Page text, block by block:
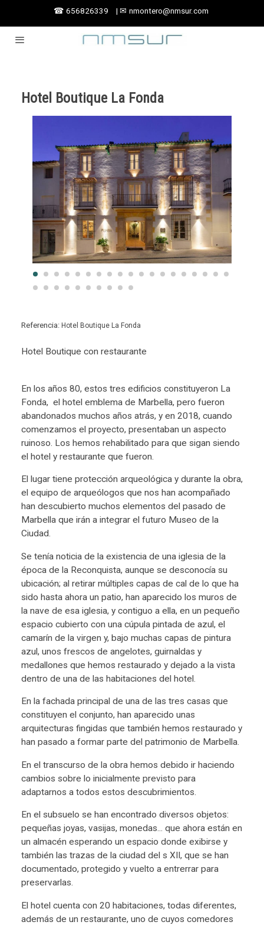
☎ 656826339 | ✉ nmontero@nmsur.com
Hotel Boutique La Fonda
Referencia: Hotel Boutique La Fonda
Hotel Boutique con restaurante
En los años 80, estos tres edificios constituyeron La
Fonda, el hotel emblema de Marbella, pero fueron
abandonados muchos años atrás, y en 2018, cuando
comenzamos el proyecto, presentaban un aspecto
ruinoso. Los hemos rehabilitado para que sigan siendo
el hotel y restaurante que fueron.
El lugar tiene protección arqueológica y durante la obra,
el equipo de arqueólogos que nos han acompañado
han descubierto muchos elementos del pasado de
Marbella que irán a integrar el futuro Museo de la
Ciudad.
Se tenía noticia de la existencia de una iglesia de la
época de la Reconquista, aunque se desconocía su
ubicación; al retirar múltiples capas de cal de lo que ha
sido hasta ahora un patio, han aparecido los muros de
la nave de esa iglesia, y contiguo a ella, en un pequeño
espacio cubierto con una cúpula pintada de azul, el
camarín de la virgen y, bajo muchas capas de pintura
azul, unos frescos de angelotes, guirnaldas y
medallones que hemos restaurado y dejado a la vista
dentro de una de las habitaciones del hotel.
En la fachada principal de una de las tres casas que
constituyen el conjunto, han aparecido unas
arquitecturas fingidas que también hemos restaurado y
han pasado a formar parte del patrimonio de Marbella.
En el transcurso de la obra hemos debido ir haciendo
cambios sobre lo inicialmente previsto para
adaptarnos a todos estos descubrimientos.
En el subsuelo se han encontrado diversos objetos:
pequeñas joyas, vasijas, monedas... que ahora están en
un almacén esperando un espacio donde exibirse y
también las trazas de la ciudad del s XII, que se han
documentado, protegido y vuelto a entrerrar para
preservarlas.
El hotel cuenta con 20 habitaciones, todas diferentes,
además de un restaurante, uno de cuyos comedores